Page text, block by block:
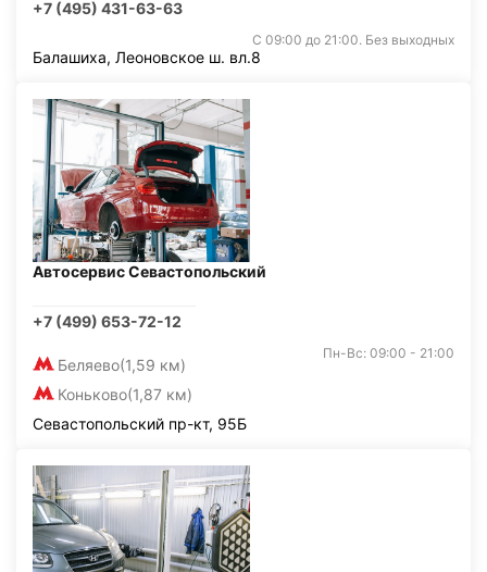
+7 (495) 431-63-63
С 09:00 до 21:00. Без выходных
Балашиха, Леоновское ш. вл.8
Автосервис Севастопольский
+7 (499) 653-72-12
Беляево(1,59 км)
Коньково(1,87 км)
Пн-Вс: 09:00 - 21:00
Севастопольский пр-кт, 95Б